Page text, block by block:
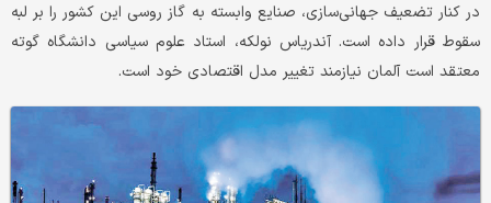
در کنار تضعیف جهانی‌سازی، صنایع وابسته به گاز روسی این کشور را بر لبه
سقوط قرار داده است. آندریاس نولکه، استاد علوم سیاسی دانشگاه گوته
معتقد است آلمان نیازمند تغییر مدل اقتصادی خود است.